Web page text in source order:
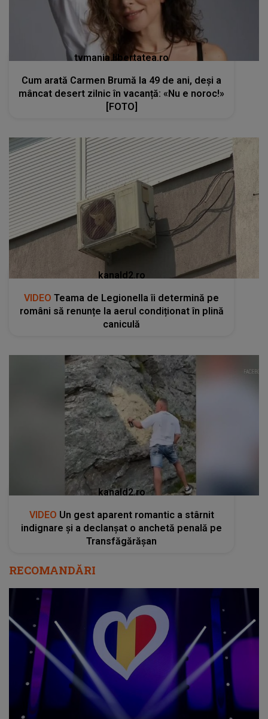
tvmania.libertatea.ro
Cum arată Carmen Brumă la 49 de ani, deși a
mâncat desert zilnic în vacanță: «Nu e noroc!»
[FOTO]
kanald2.ro
VIDEO Teama de Legionella îi determină pe
români să renunțe la aerul condiționat în plină
caniculă
kanald2.ro
VIDEO Un gest aparent romantic a stârnit
indignare și a declanșat o anchetă penală pe
Transfăgărășan
RECOMANDĂRI